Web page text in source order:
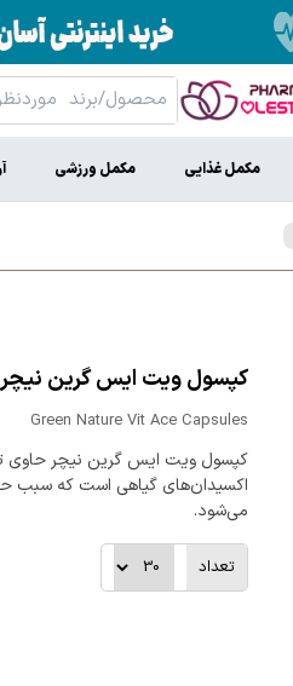
مکمل غذایی مکمل ورزشی
کپسول ویت ایس گرین نیچر
Green Nature Vit Ace Capsules
کپسول ویت ایس گرین نیچر حاوی
اکسیدان‌های گیاهی است که سبب
می‌شود.
تعداد